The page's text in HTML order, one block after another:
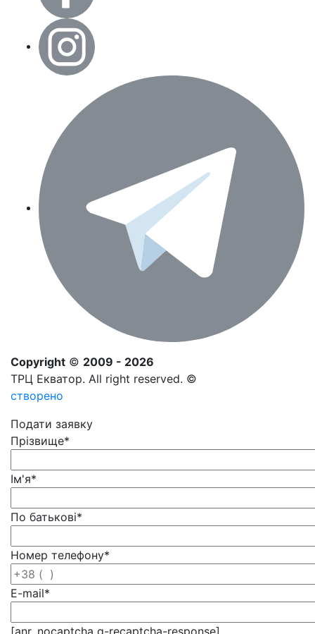
Copyright © 2009 - 2026
ТРЦ Екватор. All right reserved. ©
створено
Подати заявку
Прізвище*
Ім'я*
По батькові*
Номер телефону*
E-mail*
[anr_nocaptcha g-recaptcha-response]